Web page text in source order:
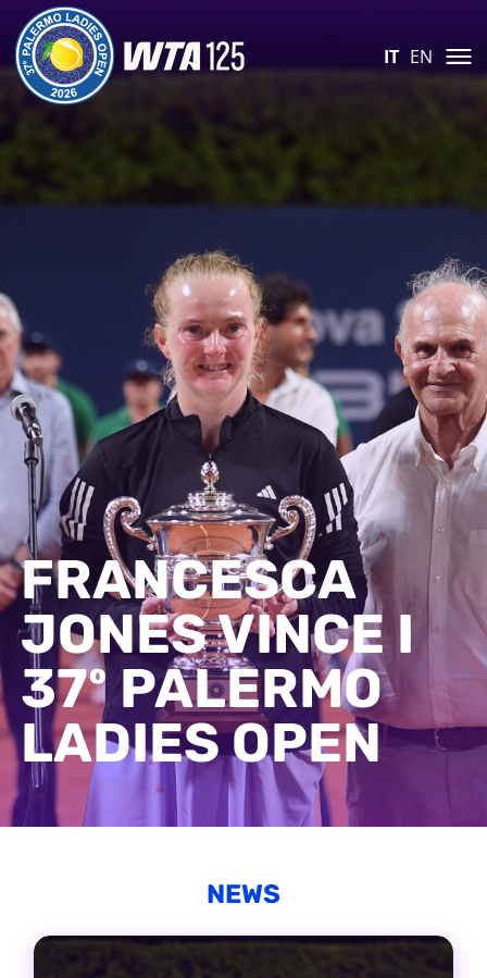
IT EN
FRANCESCA
JONES VINCE I
37º PALERMO
LADIES OPEN
NEWS